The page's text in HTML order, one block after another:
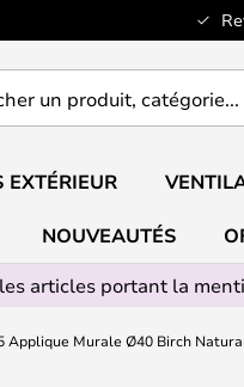
EXTÉRIEUR
NOUVEAUTÉS
articles portant la
Applique Murale Ø40 Birch